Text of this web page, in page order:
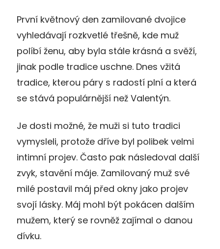
První květnový den zamilované dvojice
vyhledávají rozkvetlé třešně, kde muž
políbí ženu, aby byla stále krásná a svěží,
jinak podle tradice uschne. Dnes vžitá
tradice, kterou páry s radostí plní a která
se stává populárnější než Valentýn.
Je dosti možné, že muži si tuto tradici
vymysleli, protože dříve byl polibek velmi
intimní projev. Často pak následoval další
zvyk, stavění máje. Zamilovaný muž své
milé postavil máj před okny jako projev
svojí lásky. Máj mohl být pokácen dalším
mužem, který se rovněž zajímal o danou
dívku.